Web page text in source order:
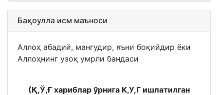
Бақоулла исм маъноси
Аллоҳ абадий, мангудир, яъни боқийдир ёки
Аллоҳнинг узоқ умрли бандаси
(Қ,Ў,Ғ хариблар ўрнига К,У,Г ишлатилган